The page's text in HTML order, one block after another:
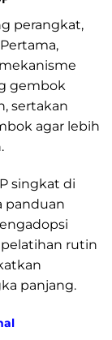
perangkat,
gembok
sertakan
agar lebih
singkat di
panduan
rutin
panjang.